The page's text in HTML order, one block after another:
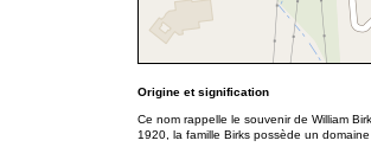
Origine et signification
Ce nom rappelle le souvenir de William
1920, la famille Birks possède un